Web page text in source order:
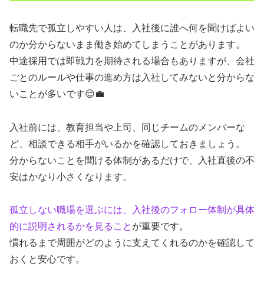
転職先で孤立しやすい人は、入社後に誰へ何を聞けばよい
のか分からないまま働き始めてしまうことがあります。
中途採用では即戦力を期待される場合もありますが、会社
ごとのルールや仕事の進め方は入社してみないと分からな
いことが多いです😌💼
入社前には、教育担当や上司、同じチームのメンバーな
ど、相談できる相手がいるかを確認しておきましょう。
分からないことを聞ける体制があるだけで、入社直後の不
安はかなり小さくなります。
孤立しない職場を選ぶには、入社後のフォロー体制が具体
的に説明されるかを見ること が重要です。
慣れるまで周囲がどのように支えてくれるのかを確認して
おくと安心です。